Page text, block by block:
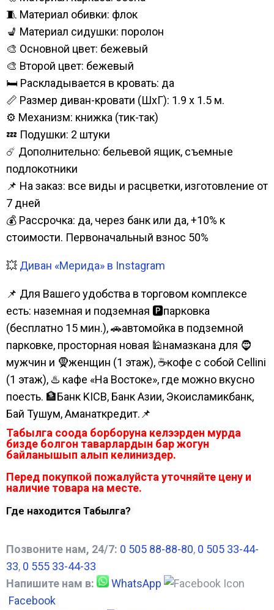
🧵 Материал обивки: флок
💺 Материал сидушки: поролон
🎨 Основной цвет: бежевый
🎨 Второй цвет: бежевый
🛏️ Раскладывается в кровать: да
📏 Размер диван-кровати (ШхГ): 1.9 х 1.5 м.
⚙️ Механизм: книжка (тик-так)
💤 Подушки: 2 штуки
☄️ Дополнительно: бельевой ящик, съемные
подлокотники
📌 На заказ: все виды и расцветки, изготовление от
7 дней
💰 Рассрочка: да, через банк или да, +10% к
стоимости. Первоначальный взнос 50%
💥 Диван «Мерида» в Instagram
📌 Для Вашего удобства в торговом комплексе
есть: наземная и подземная 🅿парковка
(бесплатно 15 мин.), 🚗автомойка в подземной
парковке, просторная новая 🕌намазкана для 🧔
мужчин и 🧕женщин (1 этаж), ☕кофе с собой Cellini
(1 этаж), ♨️ кафе «На Востоке», где можно вкусно
поесть. 🏦Банк KICB, Банк Азии, Экоисламикбанк,
Бай Тушум, Аманаткредит.📌
Табылга соода борборуна келээрден мурда
бизде болгон таварлардын бар жогун
байланышып алып келиниздер.
Перед покупкой пожалуйста уточняйте цену и
наличие товара на месте.
Где находится Табылга?
Позвоните нам, 24/7: 0 505 88-88-80, 0 505 33-44-
33, 0 555 33-44-33
Напишите нам в:
WhatsApp
Facebook